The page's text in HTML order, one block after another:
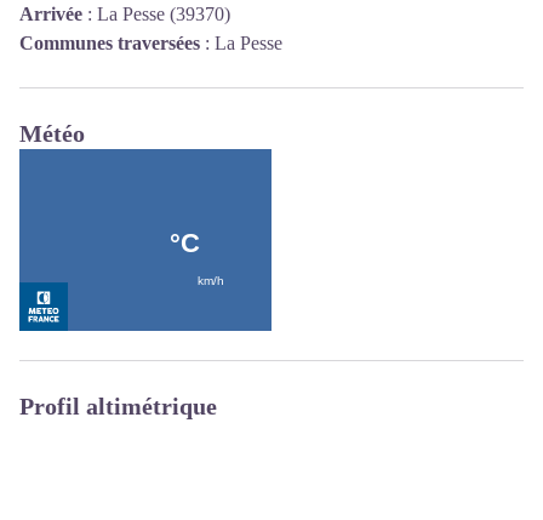
Arrivée : La Pesse (39370)
Communes traversées : La Pesse
Météo
Profil altimétrique